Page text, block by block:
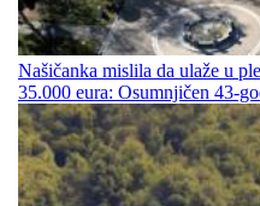
Našičanka mislila da ulaže u
35.000 eura: Osumnjičen 43-